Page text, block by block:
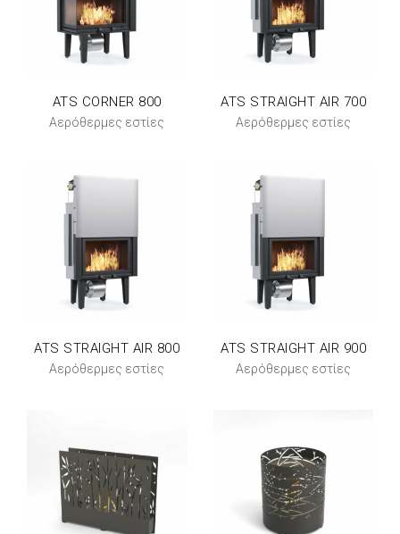
ATS CORNER 800
Αερόθερμες εστίες
ATS STRAIGHT AIR 700
Αερόθερμες εστίες
ATS STRAIGHT AIR 800
Αερόθερμες εστίες
ATS STRAIGHT AIR 900
Αερόθερμες εστίες